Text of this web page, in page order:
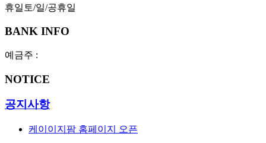
휴일 토/일/공휴일
BANK INFO
예금주 :
NOTICE
공지사항
케이이지팜 홈페이지 오픈